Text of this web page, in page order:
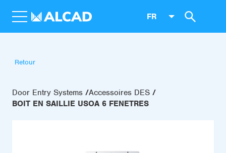
FR
Retour
Door Entry Systems Accessoires DES
BOIT EN SAILLIE USOA 6 FENETRES